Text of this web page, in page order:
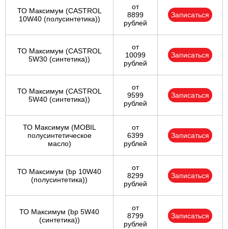
ТО Максимум (CASTROL
10W40 (полусинтетика))
от
8899
рублей
Записаться
ТО Максимум (CASTROL
5W30 (синтетика))
от
10099
рублей
Записаться
ТО Максимум (CASTROL
5W40 (синтетика))
от
9599
рублей
Записаться
ТО Максимум (MOBIL
полуcинтетическое
масло)
от
6399
рублей
Записаться
ТО Максимум (bp 10W40
(полусинтетика))
от
8299
рублей
Записаться
ТО Максимум (bp 5W40
(синтетика))
от
8799
рублей
Записаться